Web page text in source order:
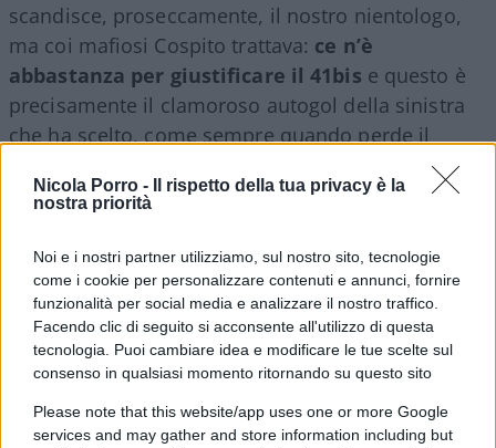
Nicola Porro -
Il rispetto della tua privacy è la
nostra priorità
Noi e i nostri partner utilizziamo, sul nostro sito, tecnologie
come i cookie per personalizzare contenuti e annunci, fornire
funzionalità per social media e analizzare il nostro traffico.
Facendo clic di seguito si acconsente all'utilizzo di questa
tecnologia. Puoi cambiare idea e modificare le tue scelte sul
consenso in qualsiasi momento ritornando su questo sito
Please note that this website/app uses one or more Google
services and may gather and store information including but
scandisce, proseccamente, il nostro nientologo,
ma coi mafiosi Cospito trattava: ce n’è
abbastanza per giustificare il 41bis e questo è
precisamente il clamoroso autogol della sinistra
che ha scelto, come sempre quando perde il
potere, la strumentalizzazione di un sovversivo
patetico secondo la strategia vinco-vinco: se ci
il vivo Meloni è inadatta. Ma i rapporti opachi con
questa figura, la trattativa coi mafiosi per
interposto anarchico sono un colpo durissimo,
definitivo per il populismo di sinistra legalista e
moralista. Si tratta di analisi elementare, pura
registrazione dei fatti, maa quelli come Toscani i
fatti non interessanoe la comprensione dei